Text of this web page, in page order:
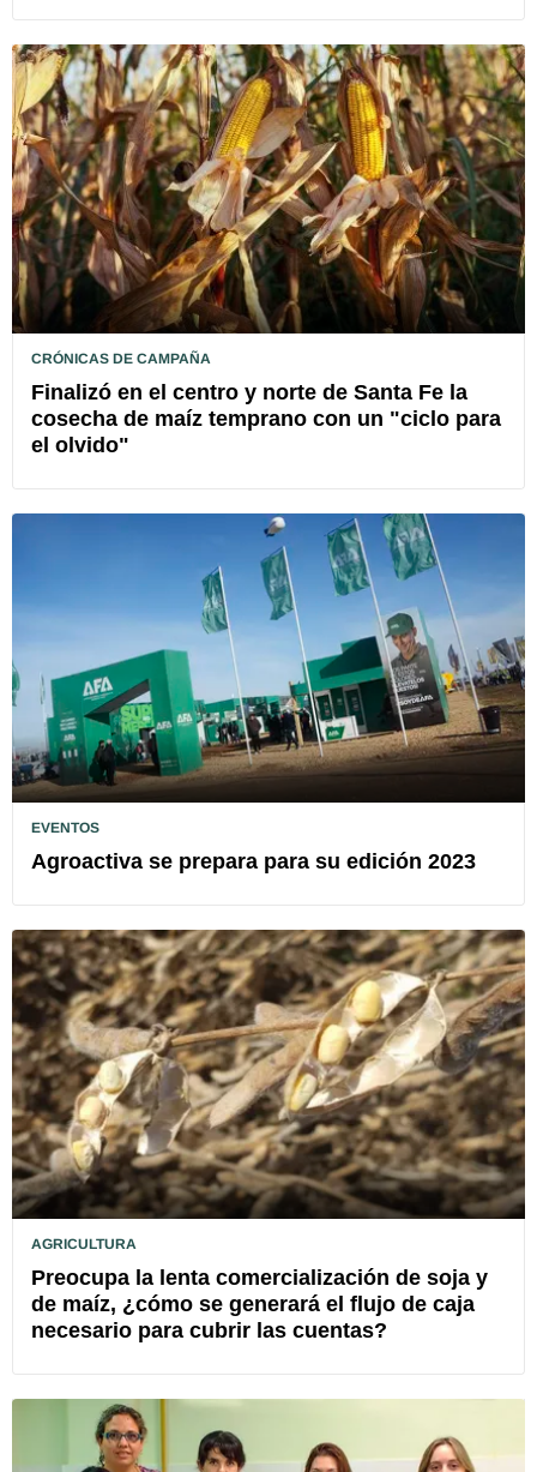
CRÓNICAS DE CAMPAÑA
Finalizó en el centro y norte de Santa Fe la
cosecha de maíz temprano con un "ciclo para
el olvido"
EVENTOS
Agroactiva se prepara para su edición 2023
AGRICULTURA
Preocupa la lenta comercialización de soja y
de maíz, ¿cómo se generará el flujo de caja
necesario para cubrir las cuentas?